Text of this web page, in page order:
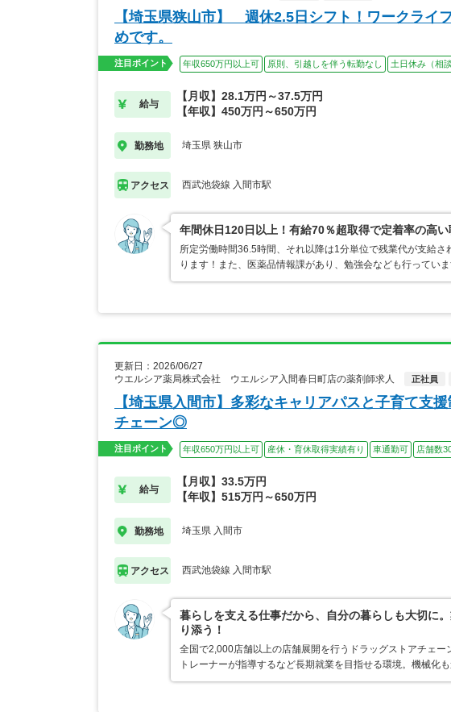
【埼玉県狭山市】 週休2.5日シフト！ワークライ
めです。
注目ポイント 年収650万円以上可 原則、引越しを伴う転勤なし 土日休み（相
給与
【月収】28.1万円～37.5万円
【年収】450万円～650万円
勤務地 埼玉県 狭山市
アクセス 西武池袋線 入間市駅
年間休日120日以上！有給70％超取得で定着率の高い
所定労働時間36.5時間、それ以降は1分単位で残業代が支給
ります！また、医薬品情報課があり、勉強会なども行っていま
更新日：2026/06/27
ウエルシア薬局株式会社 ウエルシア入間春日町店の薬剤師求人
正社員
【埼玉県入間市】多彩なキャリアパスと子育て支
チェーン◎
注目ポイント 年収650万円以上可 産休・育休取得実績有り 車通勤可 店舗数
給与
【月収】33.5万円
【年収】515万円～650万円
勤務地 埼玉県 入間市
アクセス 西武池袋線 入間市駅
暮らしを支える仕事だから、自分の暮らしも大切に
り添う！
全国で2,000店舗以上の店舗展開を行うドラッグストアチェ
トレーナーが指導するなど長期就業を目指せる環境。機械化